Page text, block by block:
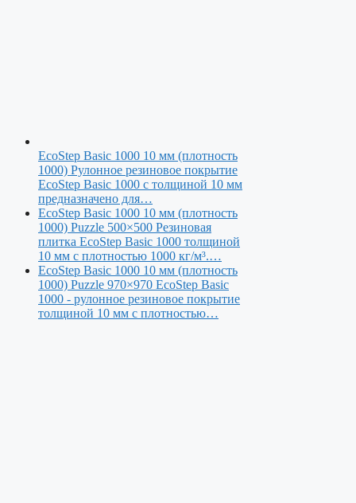
EcoStep Basic 1000 10 мм (плотность
1000) Рулонное резиновое покрытие
EcoStep Basic 1000 с толщиной 10 мм
предназначено для…
EcoStep Basic 1000 10 мм (плотность
1000) Puzzle 500×500 Резиновая
плитка EcoStep Basic 1000 толщиной
10 мм с плотностью 1000 кг/м³.…
EcoStep Basic 1000 10 мм (плотность
1000) Puzzle 970×970 EcoStep Basic
1000 - рулонное резиновое покрытие
толщиной 10 мм с плотностью…